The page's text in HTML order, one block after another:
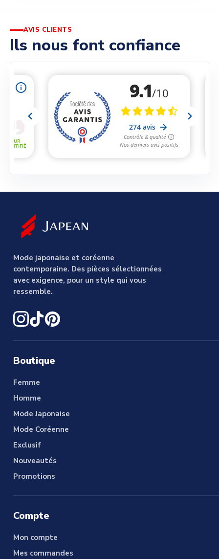
AVIS CLIENTS
Ils nous font confiance
Mode japonaise et coréenne
contemporaine. Des pièces sélectionnées
avec exigence, pour un style qui vous
ressemble.
Boutique
Femme
Homme
Mode Japonaise
Mode Coréenne
Exclusif
Nouveautés
Promotions
Compte
Mon compte
Mes commandes